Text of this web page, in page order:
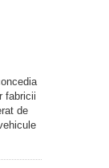
fabricii
de